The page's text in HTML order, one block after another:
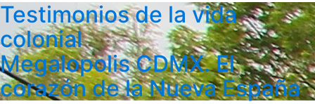
Testimonios de la vida
colonial
Megalopolis CDMX. El
corazón de la Nueva España